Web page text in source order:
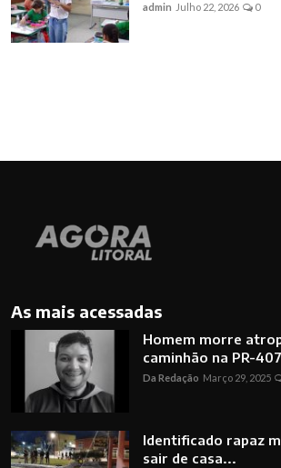
admin Julho 22, 2026 0
As mais acessadas
Homem morre
caminhão na PR-
Da Redação Março 29, 2025
Identificado rapaz
sair de casa...